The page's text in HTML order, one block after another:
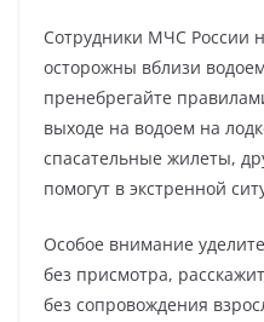
Сотрудники МЧС России
осторожны вблизи
пренебрегайте
выходе на водоем на
спасательные жилеты,
помогут в экстренной
Особое внимание
без присмотра,
без сопровождения